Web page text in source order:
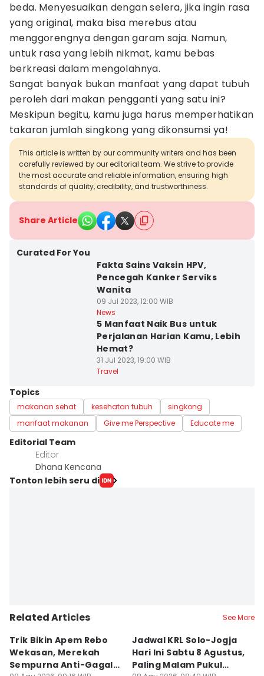
beda. Menyesuaikan dengan selera, jika ingin rasa
yang original, maka bisa merebus atau
menggorengnya dengan garam saja. Namun,
untuk rasa yang lebih nikmat, kamu bebas
berkreasi dalam mengolahnya.
Sangat banyak bukan manfaat yang dapat tubuh
peroleh dari makan pengganti yang satu ini?
Meskipun begitu, kamu juga harus memperhatikan
takaran jumlah singkong yang dikonsumsi ya!
This article is written by our community writers and has been
carefully reviewed by our editorial team. We strive to provide
the most accurate and reliable information, ensuring high
standards of quality, credibility, and trustworthiness.
Share Article
Curated For You
Fakta Sains Vaksin HPV,
Pencegah Kanker Serviks
Wanita
09 Jul 2023, 12:00 WIB
News
5 Manfaat Naik Bus untuk
Perjalanan Harian Kamu, Lebih
Hemat?
31 Jul 2023, 19:00 WIB
Travel
Topics
makanan sehat kesehatan tubuh
singkong
manfaat makanan
Give me Perspective Educate me
Editorial Team
Editor
Dhana Kencana
Tonton lebih seru di
Related Articles See More
Trik Bikin Apem Rebo
Wekasan, Merekah
Sempurna Anti-Gagal
Jadwal KRL Solo-Jogja
Hari Ini Sabtu 8 Agustus,
Paling Malam Pukul